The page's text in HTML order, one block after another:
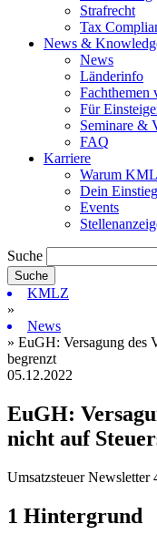
Strafrecht
Tax
News &
News
Länderinfo
Fachthemen
Für
Seminare &
FAQ
Karriere
Warum
Dein Einstieg
Events
Suche
KMLZ
»
News
» EuGH: Versagung des
begrenzt
05.12.2022
EuGH:
nicht auf
Umsatzsteuer Newsletter
1 Hintergrund